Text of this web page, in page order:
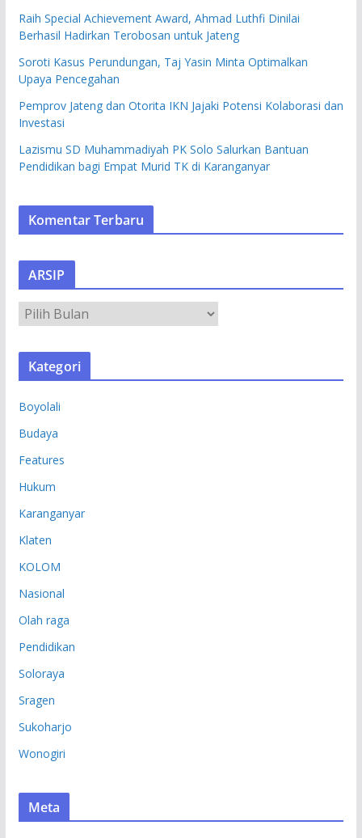
Raih Special Achievement Award, Ahmad Luthfi Dinilai
Berhasil Hadirkan Terobosan untuk Jateng
Soroti Kasus Perundungan, Taj Yasin Minta Optimalkan
Upaya Pencegahan
Pemprov Jateng dan Otorita IKN Jajaki Potensi Kolaborasi dan
Investasi
Lazismu SD Muhammadiyah PK Solo Salurkan Bantuan
Pendidikan bagi Empat Murid TK di Karanganyar
Komentar Terbaru
ARSIP
R
S
Kategori
Boyolali
Budaya
Features
Hukum
Karanganyar
Klaten
KOLOM
Nasional
Olah raga
Pendidikan
Soloraya
Sragen
Sukoharjo
Wonogiri
Meta